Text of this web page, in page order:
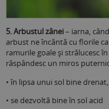
5. Arbustul zânei– iarna,
arbust ne încântă cu florile
ramurile goale și strălucesc
răspândesc un miros
• în lipsa unui sol bine
• se dezvoltă bine în sol acid